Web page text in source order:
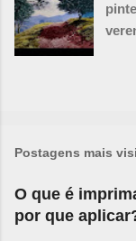
Postagens mais
O que é
por que